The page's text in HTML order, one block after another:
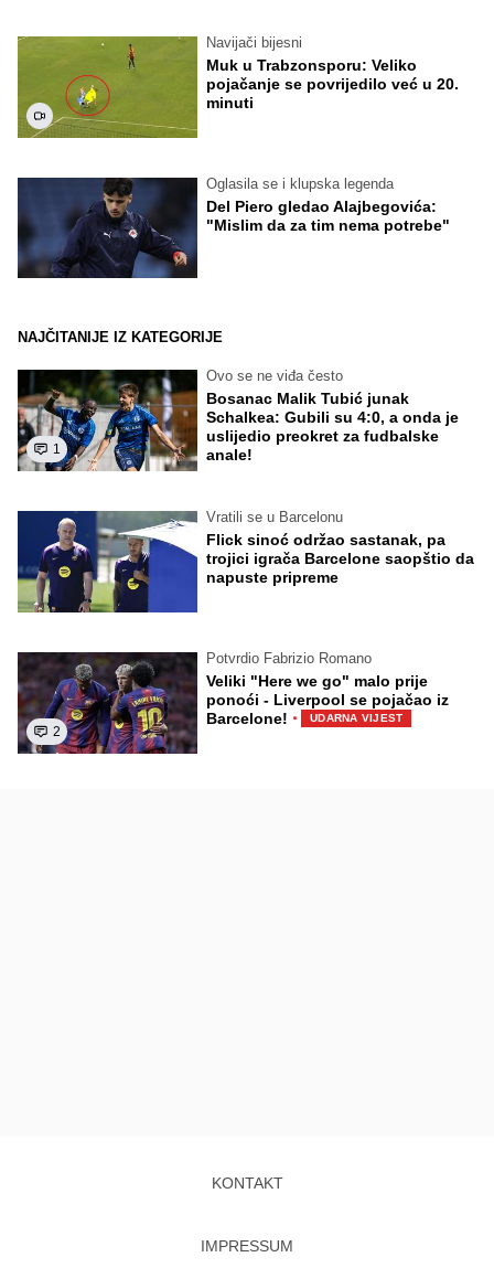
Navijači bijesni
Muk u Trabzonsporu: Veliko
pojačanje se povrijedilo već u 20.
minuti
Oglasila se i klupska legenda
Del Piero gledao Alajbegovića:
"Mislim da za tim nema potrebe"
NAJČITANIJE IZ KATEGORIJE
1
Ovo se ne viđa često
Bosanac Malik Tubić junak
Schalkea: Gubili su 4:0, a onda je
uslijedio preokret za fudbalske
anale!
Vratili se u Barcelonu
Flick sinoć održao sastanak, pa
trojici igrača Barcelone saopštio da
napuste pripreme
2
Potvrdio Fabrizio Romano
Veliki "Here we go" malo prije
ponoći - Liverpool se pojačao iz
Barcelone! · UDARNA VIJEST
KONTAKT
IMPRESSUM